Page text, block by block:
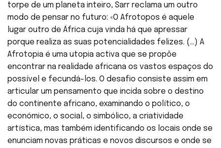
torpe de um planeta inteiro, Sarr reclama um outro
modo de pensar no futuro: «O Afrotopos é aquele
lugar outro de África cuja vinda há que apressar
porque realiza as suas potencialidades felizes. (…) A
Afrotopia é uma utopia activa que se propõe
encontrar na realidade africana os vastos espaços do
possível e fecundá-los. O desafio consiste assim em
articular um pensamento que incida sobre o destino
do continente africano, examinando o político, o
económico, o social, o simbólico, a criatividade
artística, mas também identificando os locais onde se
enunciam novas práticas e novos discursos e onde se